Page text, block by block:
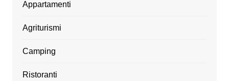
Appartamenti
Agriturismi
Camping
Ristoranti